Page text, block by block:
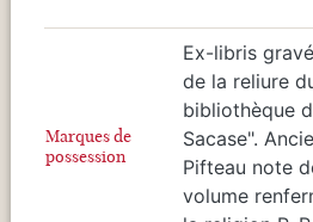
Marques de
possession
Ex-libris
de la reliure
bibliothèque
Sacase".
Pifteau note
volume